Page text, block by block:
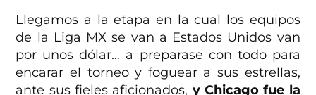
Llegamos a la etapa en la cual los equipos
de la Liga MX se van a Estados Unidos van
por unos dólar… a preparase con todo para
encarar el torneo y foguear a sus estrellas,
ante sus fieles aficionados, y Chicago fue la